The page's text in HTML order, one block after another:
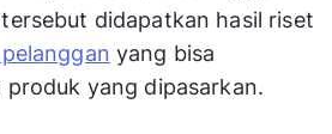
didapatkan hasil riset
yang bisa
produk yang dipasarkan.